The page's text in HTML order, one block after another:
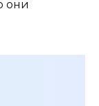
они